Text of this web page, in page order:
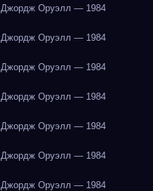
Джордж Оруэлл — 1984
Джордж Оруэлл — 1984
Джордж Оруэлл — 1984
Джордж Оруэлл — 1984
Джордж Оруэлл — 1984
Джордж Оруэлл — 1984
Джордж Оруэлл — 1984